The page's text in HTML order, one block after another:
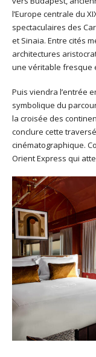
l’Europe centrale du
spectaculaires des
et Sinaia. Entre cités
architectures
une véritable fresque
Puis viendra l’entrée
symbolique du
la croisée des
conclure cette
cinématographique.
Orient Express qui